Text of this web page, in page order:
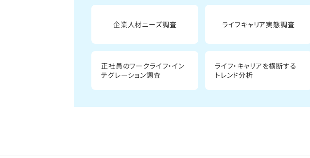
企業人材ニーズ調査 ライフキャリア実態調査
正社員のワークライフ・イン
テグレーション調査
ライフ・キャリアを横断する
トレンド分析